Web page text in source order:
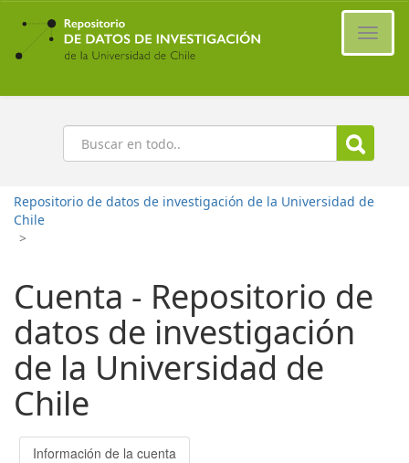
Ir
contenido
principal
Buscar
Repositorio de datos de investigación de la Universidad de
Chile
>
Cuenta - Repositorio de
datos de investigación
de la Universidad de
Chile
Información de la cuenta